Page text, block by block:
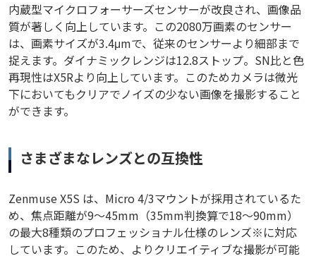
内蔵型マイクロフォーサーズセンサーが改良され、画像品
質が著しく向上しています。この2080万画素のセンサー
は、画素サイズが3.4μmで、従来のセンサーより細部まで
捉えます。ダイナミックレンジは12.8ストップ。SN比と色
再現性はX5Rより向上しています。このためカメラは微光
下においてもクリアでノイズの少ない画像を撮影すること
ができます。
さまざまなレンズとの互換性
Zenmuse X5S は、Micro 4/3マウントが採用されているた
め、焦点距離が9～45mm（35mm判換算で18～90mm）
の最大8種類のプロフェッショナル仕様のレンズ※に対応
しています。このため、よりクリエイティブな撮影が可能